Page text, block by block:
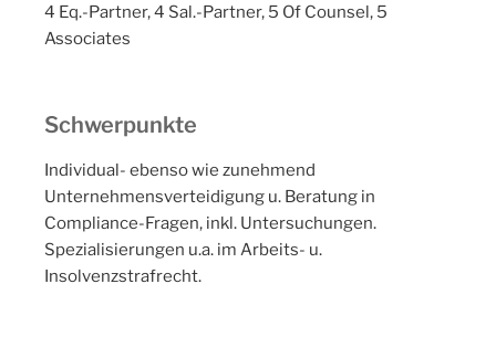
4 Eq.-Partner, 4 Sal.-Partner, 5 Of Counsel, 5
Associates
Schwerpunkte
Individual- ebenso wie zunehmend
Unternehmensverteidigung u. Beratung in
Compliance-Fragen, inkl. Untersuchungen.
Spezialisierungen u.a. im Arbeits- u.
Insolvenzstrafrecht.